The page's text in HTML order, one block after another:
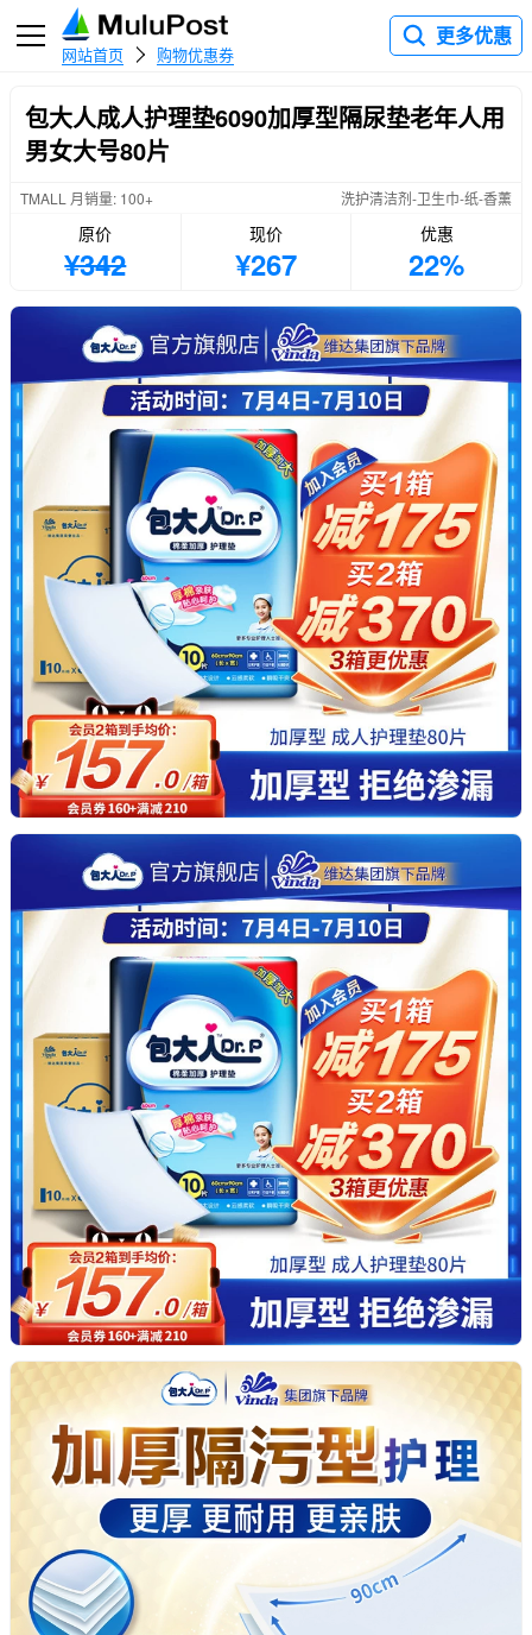
网站首页 购物优惠券
更多优惠
包大人成人护理垫6090加厚型隔尿垫老年人用
男女大号80片
TMALL 月销量: 100+ 洗护清洁剂-卫生巾-纸-香薰
原价
¥342
现价
¥267
优惠
22%